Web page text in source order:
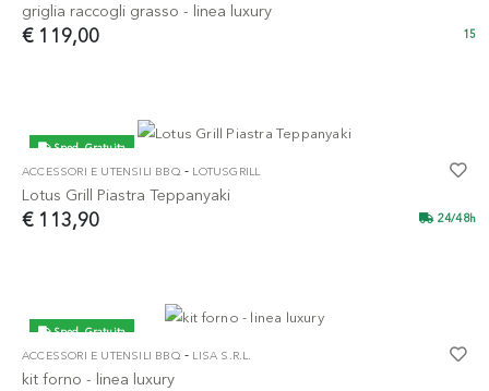
griglia raccogli grasso - linea luxury
€ 119,00 15
Sped. Gratuita
ACCESSORI E UTENSILI BBQ- LOTUSGRILL
Lotus Grill Piastra Teppanyaki
€ 113,90 24/48h
Sped. Gratuita
ACCESSORI E UTENSILI BBQ- LISA S.R.L.
kit forno - linea luxury